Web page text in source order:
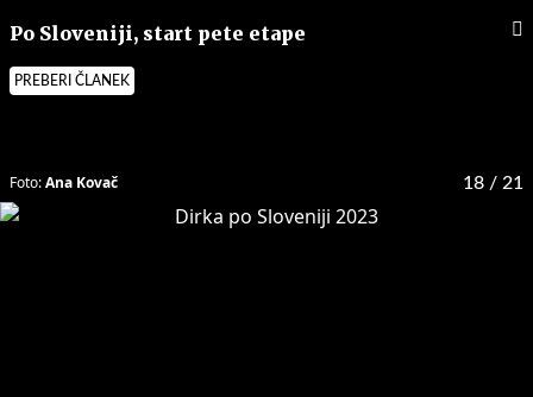
Po Sloveniji, start pete etape
PREBERI ČLANEK
18 / 21
Foto:Ana Kovač